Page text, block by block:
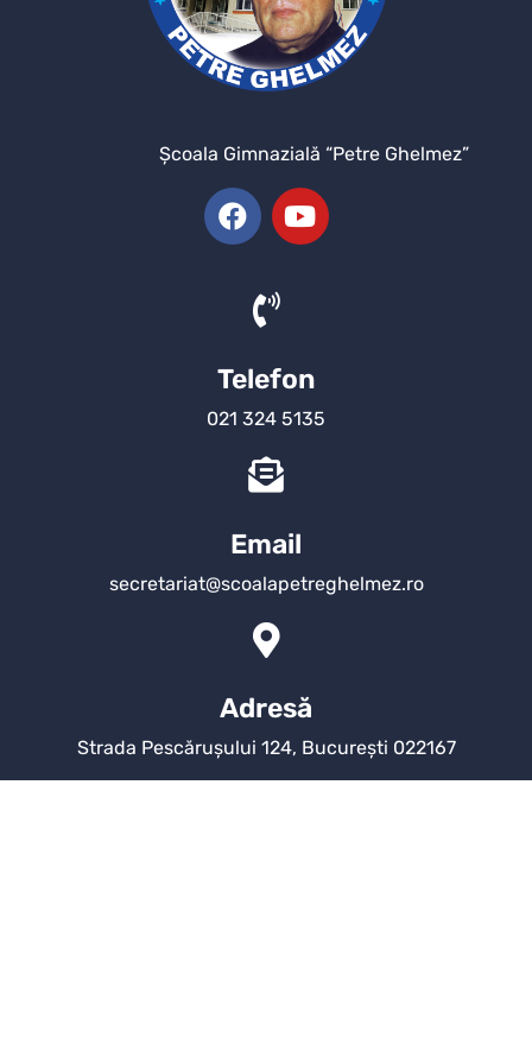
Şcoala Gimnazială “Petre Ghelmez”
Telefon
021 324 5135
Email
secretariat@scoalapetreghelmez.ro
Adresă
Strada Pescărușului 124, București 022167